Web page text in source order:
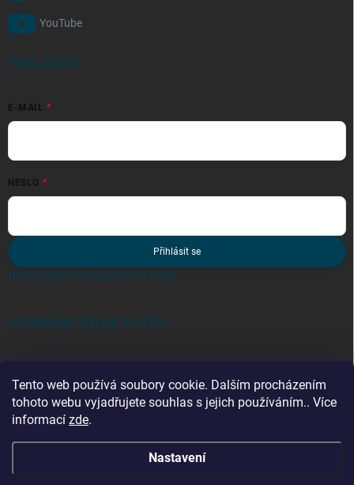
Tento web používá soubory cookie. Dalším procházením
tohoto webu vyjadřujete souhlas s jejich používáním.. Více
informací zde.
Nastavení
YouTube
PŘIHLÁŠENÍ
E-MAIL
HESLO
Přihlásit se
Nová registraceZapomenuté heslo
PŘIJÍMÁME ONLINE PLATBY
Kategorie